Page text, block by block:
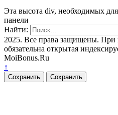
Эта высота div, необходимых
панели
Найти:
2025. Все права защищены. При
обязательна открытая
MoiBonus.Ru
↑